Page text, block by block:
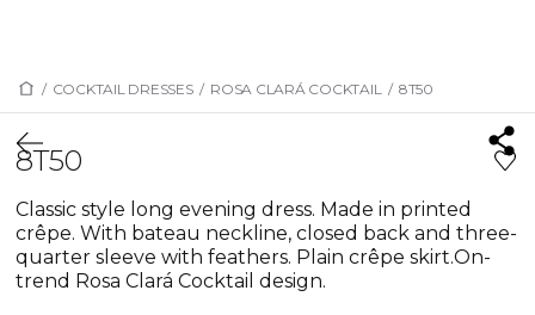
/ COCKTAIL DRESSES / ROSA CLARÁ COCKTAIL / 8T50
8T50
Classic style long evening dress. Made in printed
crêpe. With bateau neckline, closed back and three-
quarter sleeve with feathers. Plain crêpe skirt.On-
trend Rosa Clará Cocktail design.